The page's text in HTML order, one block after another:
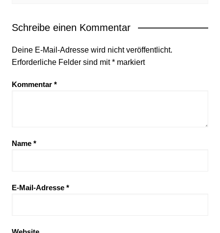
Schreibe einen Kommentar
Deine E-Mail-Adresse wird nicht veröffentlicht.
Erforderliche Felder sind mit*markiert
Kommentar *
Name *
E-Mail-Adresse *